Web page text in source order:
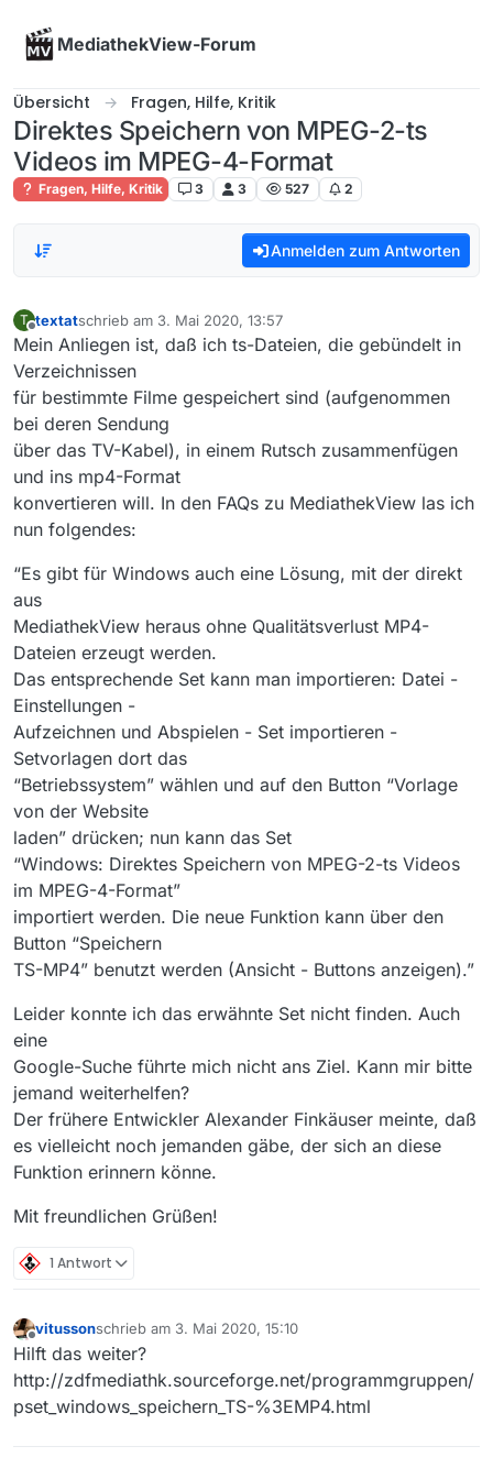
MediathekView-Forum
Übersicht Fragen, Hilfe, Kritik
Direktes Speichern von MPEG-2-ts
Videos im MPEG-4-Format
Fragen, Hilfe, Kritik 3 3 527 2
Anmelden zum Antworten
T
Offline
textatschrieb am 3. Mai 2020, 13:57
zuletzt editiert von
Mein Anliegen ist, daß ich ts-Dateien, die gebündelt in
Verzeichnissen
für bestimmte Filme gespeichert sind (aufgenommen
bei deren Sendung
über das TV-Kabel), in einem Rutsch zusammenfügen
und ins mp4-Format
konvertieren will. In den FAQs zu MediathekView las ich
nun folgendes:
“Es gibt für Windows auch eine Lösung, mit der direkt
aus
MediathekView heraus ohne Qualitätsverlust MP4-
Dateien erzeugt werden.
Das entsprechende Set kann man importieren: Datei -
Einstellungen -
Aufzeichnen und Abspielen - Set importieren -
Setvorlagen dort das
“Betriebssystem” wählen und auf den Button “Vorlage
von der Website
laden” drücken; nun kann das Set
“Windows: Direktes Speichern von MPEG-2-ts Videos
im MPEG-4-Format”
importiert werden. Die neue Funktion kann über den
Button “Speichern
TS-MP4” benutzt werden (Ansicht - Buttons anzeigen).”
Leider konnte ich das erwähnte Set nicht finden. Auch
eine
Google-Suche führte mich nicht ans Ziel. Kann mir bitte
jemand weiterhelfen?
Der frühere Entwickler Alexander Finkäuser meinte, daß
es vielleicht noch jemanden gäbe, der sich an diese
Funktion erinnern könne.
Mit freundlichen Grüßen!
1 Antwort
Offline
vitussonschrieb am 3. Mai 2020, 15:10
zuletzt editiert von
Hilft das weiter?
http://zdfmediathk.sourceforge.net/programmgruppen/
pset_windows_speichern_TS-%3EMP4.html